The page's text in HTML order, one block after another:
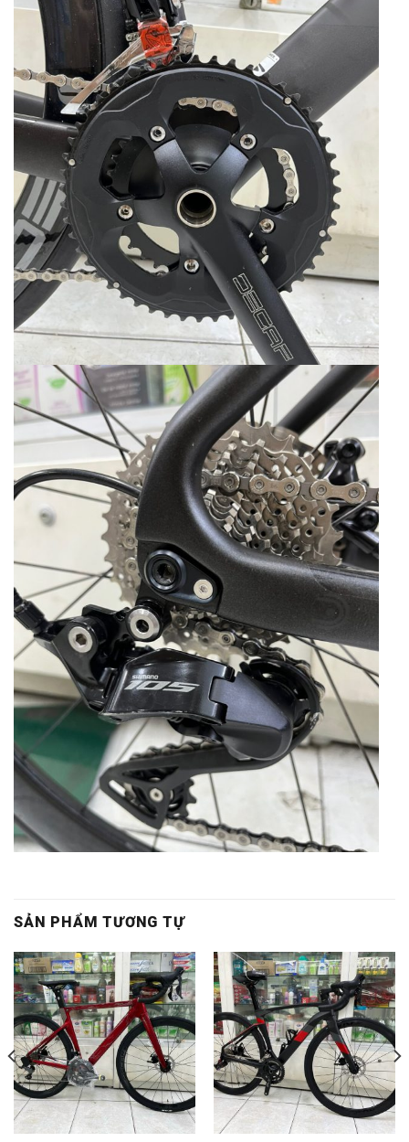
SẢN PHẨM TƯƠNG TỰ